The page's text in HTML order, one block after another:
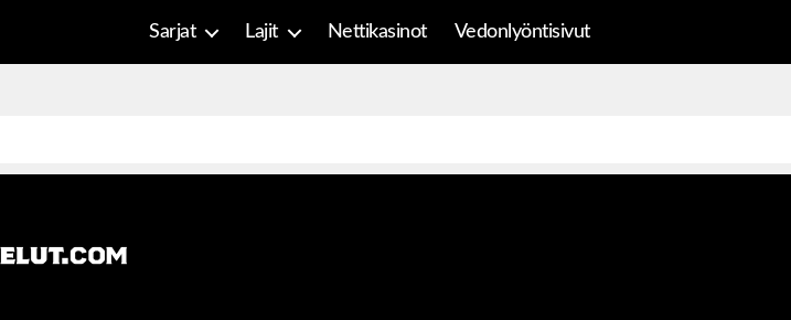
Sarjat Lajit Nettikasinot Vedonlyöntisivut